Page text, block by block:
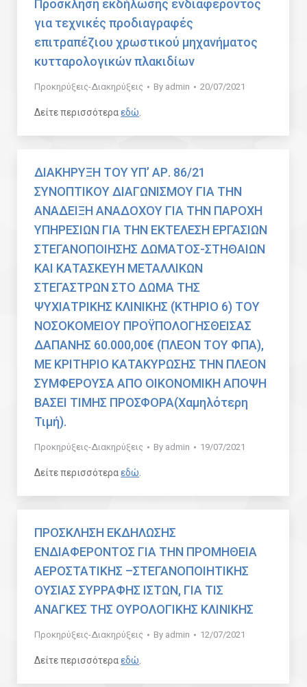
Πρόσκληση εκδήλωσης ενδιαφέροντος
για τεχνικές προδιαγραφές
επιτραπέζιου χρωστικού μηχανήματος
κυτταρολογικών πλακιδίων
Προκηρύξεις-Διακηρύξεις By admin 20/07/2021
Δείτε περισσότεραεδώ
ΔΙΑΚΗΡΥΞΗ ΤΟΥ ΥΠ’ ΑΡ. 86/21
ΣΥΝΟΠΤΙΚΟΥ ΔΙΑΓΩΝΙΣΜΟΥ ΓΙΑ ΤΗΝ
ΑΝΑΔΕΙΞΗ ΑΝΑΔΟΧΟΥ ΓΙΑ ΤΗΝ ΠΑΡΟΧΗ
ΥΠΗΡΕΣΙΩΝ ΓΙΑ ΤΗΝ ΕΚΤΕΛΕΣΗ ΕΡΓΑΣΙΩΝ
ΣΤΕΓΑΝΟΠΟΙΗΣΗΣ ΔΩΜΑΤΟΣ-ΣΤΗΘΑΙΩΝ
ΚΑΙ ΚΑΤΑΣΚΕΥΗ ΜΕΤΑΛΛΙΚΩΝ
ΣΤΕΓΑΣΤΡΩΝ ΣΤΟ ΔΩΜΑ ΤΗΣ
ΨΥΧΙΑΤΡΙΚΗΣ ΚΛΙΝΙΚΗΣ (ΚΤΗΡΙΟ 6) ΤΟΥ
ΝΟΣΟΚΟΜΕΙΟΥ ΠΡΟΫΠΟΛΟΓΗΣΘΕΙΣΑΣ
ΔΑΠΑΝΗΣ 60.000,00€ (ΠΛΕΟΝ ΤΟΥ ΦΠΑ),
ΜΕ ΚΡΙΤΗΡΙΟ ΚΑΤΑΚΥΡΩΣΗΣ ΤΗΝ ΠΛΕΟΝ
ΣΥΜΦΕΡΟΥΣΑ ΑΠΟ ΟΙΚΟΝΟΜΙΚΗ ΑΠΟΨΗ
ΒΑΣΕΙ ΤΙΜΗΣ ΠΡΟΣΦΟΡΑ(Χαμηλότερη
Τιμή).
Προκηρύξεις-Διακηρύξεις By admin 19/07/2021
Δείτε περισσότεραεδώ
ΠΡΟΣΚΛΗΣΗ ΕΚΔΗΛΩΣΗΣ
ΕΝΔΙΑΦΕΡΟΝΤΟΣ ΓΙΑ ΤΗΝ ΠΡΟΜΗΘΕΙΑ
ΑΕΡΟΣΤΑΤΙΚΗΣ –ΣΤΕΓΑΝΟΠΟΙΗΤΙΚΗΣ
ΟΥΣΙΑΣ ΣΥΡΡΑΦΗΣ ΙΣΤΩΝ, ΓΙΑ ΤΙΣ
ΑΝΑΓΚΕΣ ΤΗΣ ΟΥΡΟΛΟΓΙΚΗΣ ΚΛΙΝΙΚΗΣ
Προκηρύξεις-Διακηρύξεις By admin 12/07/2021
Δείτε περισσότεραεδώ